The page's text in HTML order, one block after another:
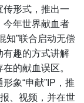
传形式，推出一
今年世界献血者
知”联合启动无偿
有趣的方式讲解
的献血误区。
形象“申献”IP ，推
、视频，并在世